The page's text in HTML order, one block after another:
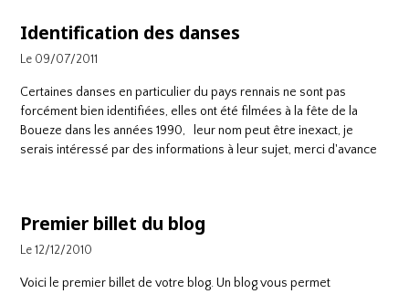
Identification des danses
Le 09/07/2011
Certaines danses en particulier du pays rennais ne sont pas
forcément bien identifiées, elles ont été filmées à la fête de la
Boueze dans les années 1990, leur nom peut être inexact, je
serais intéressé par des informations à leur sujet, merci d'avance
Premier billet du blog
Le 12/12/2010
Voici le premier billet de votre blog. Un blog vous permet